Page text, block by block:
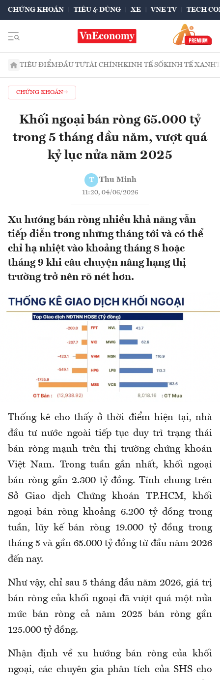
CHỨNG KHOÁN TIÊU & DÙNG XE VNE TV TECH
TIÊU ĐIỂMĐẦU TƯTÀI CHÍNHKINH TẾ SỐKINH TẾ XANH
CHỨNG KHOÁN
Khối ngoại bán ròng 65.000 tỷ
trong 5 tháng đầu năm, vượt quá
kỷ lục nửa năm 2025
T Thu Minh
11:20, 04/06/2026
Xu hướng bán ròng nhiều khả năng vẫn
tiếp diễn trong những tháng tới và có thể
chỉ hạ nhiệt vào khoảng tháng 8 hoặc
tháng 9 khi câu chuyện nâng hạng thị
trường trở nên rõ nét hơn.
Thống kê cho thấy ở thời điểm hiện tại, nhà
đầu tư nước ngoài tiếp tục duy trì trạng thái
bán ròng mạnh trên thị trường chứng khoán
Việt Nam. Trong tuần gần nhất, khối ngoại
bán ròng gần 2.300 tỷ đồng. Tính chung trên
Sở Giao dịch Chứng khoán TP.HCM, khối
ngoại bán ròng khoảng 6.200 tỷ đồng trong
tuần, lũy kế bán ròng 19.000 tỷ đồng trong
tháng 5 và gần 65.000 tỷ đồng từ đầu năm 2026
đến nay.
Như vậy, chỉ sau 5 tháng đầu năm 2026, giá trị
bán ròng của khối ngoại đã vượt quá một nửa
mức bán ròng cả năm 2025 bán ròng gần
125.000 tỷ đồng.
Nhận định về xu hướng bán ròng của khối
ngoại, các chuyên gia phân tích của SHS cho